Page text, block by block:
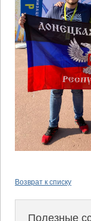
Возврат к списку
Полезные